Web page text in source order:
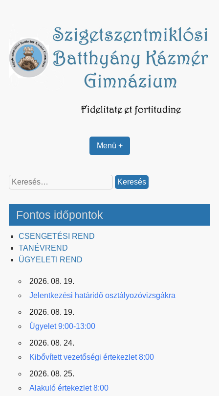
Menü +
Keresés:
Fontos időpontok
CSENGETÉSI REND
TANÉVREND
ÜGYELETI REND
2026. 08. 19.
Jelentkezési határidő osztályozóvizsgákra
2026. 08. 19.
Ügyelet 9:00-13:00
2026. 08. 24.
Kibővített vezetőségi értekezlet 8:00
2026. 08. 25.
Alakuló értekezlet 8:00